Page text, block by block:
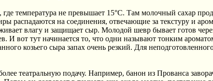
температура не превышает 15°C. Там молочный сахар
распадаются на соединения, отвечающие за текстуру и
влагу и защищает сыр. Молодой шевр бывает готов
И вот тут начинается то, что одни называют тонким
козьего сыра запах очень резкий. Для
театральную подачу. Например, банон из Прованса